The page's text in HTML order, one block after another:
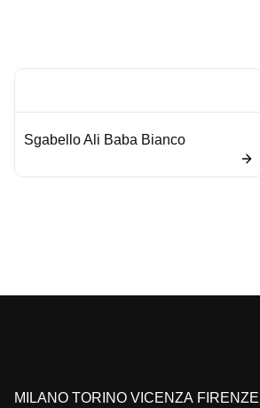
Sgabello Ali Baba Bianco
MILANO TORINO VICENZA FIRENZE